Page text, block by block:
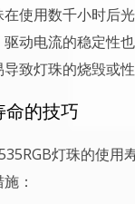
使用数千小时后
动电流的稳定性
致灯珠的烧毁或性
命的技巧
灯珠的使用
：